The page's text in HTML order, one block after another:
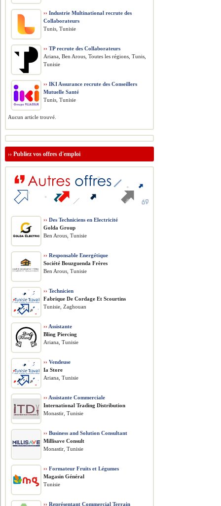
›› Industrie Multinational recrute des
Collaborateurs
Tunis, Tunisie
›› TP recrute des Collaborateurs
Ariana, Ben Arous, Toutes les régions, Tunis,
Tunisie
›› IKI Assurance recrute des Conseillers
Mutuelle Santé
Tunis, Tunisie
Aucun article trouvé.
››Publiez vos offres d'emploi
›› Des Techniciens en Electricité
Golda Group
Ben Arous, Tunisie
›› Responsable Energétique
Société Bouzguenda Frères
Ben Arous, Tunisie
›› Technicien
Fabrique De Cordage Et Scourtins
Tunisie, Zaghouan
›› Assistante
Bling Piercing
Ariana, Tunisie
›› Vendeuse
Ia Store
Ariana, Tunisie
›› Assistante Commerciale
International Trading Distribution
Monastir, Tunisie
›› Business and Solution Consultant
Millisave Consult
Monastir, Tunisie
›› Formateur Fruits et Légumes
Magasin Général
Tunisie
›› Représentant Commercial Terrain